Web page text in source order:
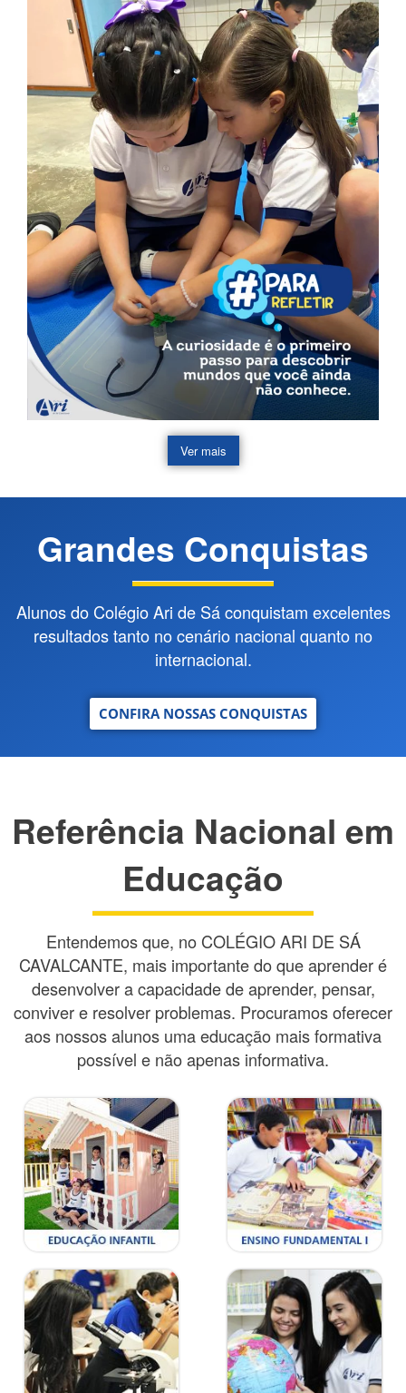
Ver mais
Grandes Conquistas
Alunos do Colégio Ari de Sá conquistam excelentes
resultados tanto no cenário nacional quanto no
internacional.
CONFIRA NOSSAS CONQUISTAS
Referência Nacional em
Educação
Entendemos que, no COLÉGIO ARI DE SÁ
CAVALCANTE, mais importante do que aprender é
desenvolver a capacidade de aprender, pensar,
conviver e resolver problemas. Procuramos oferecer
aos nossos alunos uma educação mais formativa
possível e não apenas informativa.